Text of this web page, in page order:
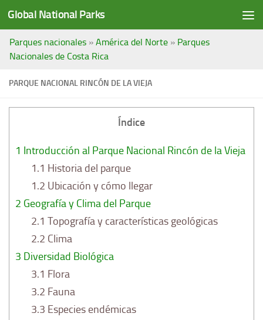
Saltar al contenido
Global National Parks
Parques nacionales » América del Norte » Parques
Nacionales de Costa Rica
PARQUE NACIONAL RINCÓN DE LA VIEJA
Índice
1 Introducción al Parque Nacional Rincón de la Vieja
1.1 Historia del parque
1.2 Ubicación y cómo llegar
2 Geografía y Clima del Parque
2.1 Topografía y características geológicas
2.2 Clima
3 Diversidad Biológica
3.1 Flora
3.2 Fauna
3.3 Especies endémicas